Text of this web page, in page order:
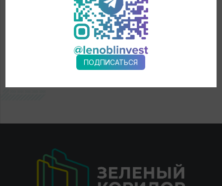
ПОДПИСАТЬСЯ